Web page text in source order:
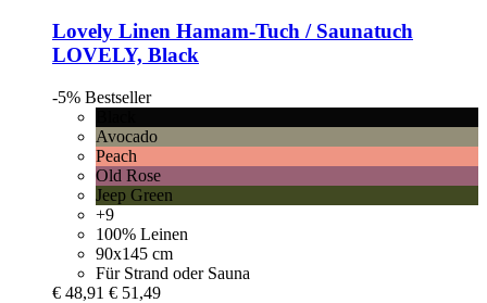
Lovely Linen Hamam-​Tuch / Saunatuch
LOVELY, Black
-5% Bestseller
Avocado
Peach
Old Rose
Jeep Green
+9
100% Leinen
90x145 cm
Für Strand oder Sauna
€ 48,91 € 51,49